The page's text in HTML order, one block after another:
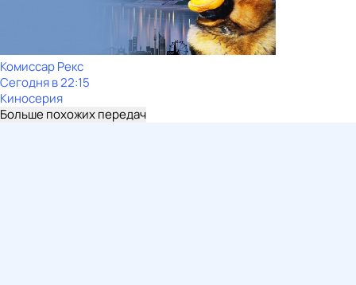
Комиссар Рекс
Сегодня в 22:15
Киносерия
Больше похожих передач